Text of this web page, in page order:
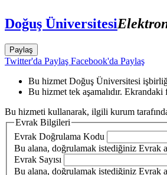
Doğuş Üniversitesi
Paylaş
Twitter'da Paylaş Facebook'da Paylaş
Bu hizmet Doğuş Üniversitesi
Bu hizmet tek aşamalıdır.
Bu hizmeti kullanarak, ilgili kurum
Evrak Bilgileri
Evrak Doğrulama Kodu
Bu alana, doğrulamak istediğiniz
Evrak Sayısı
Bu alana, doğrulamak istediğiniz Evrak